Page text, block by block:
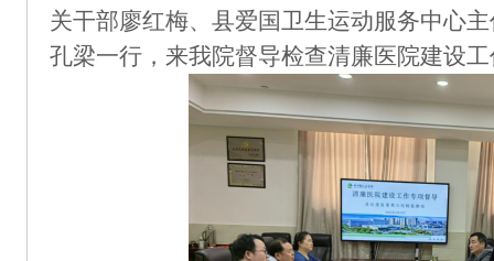
关干部廖红梅、县爱国卫生运动服务中心
孔梁一行，来我院督导检查清廉医院建设